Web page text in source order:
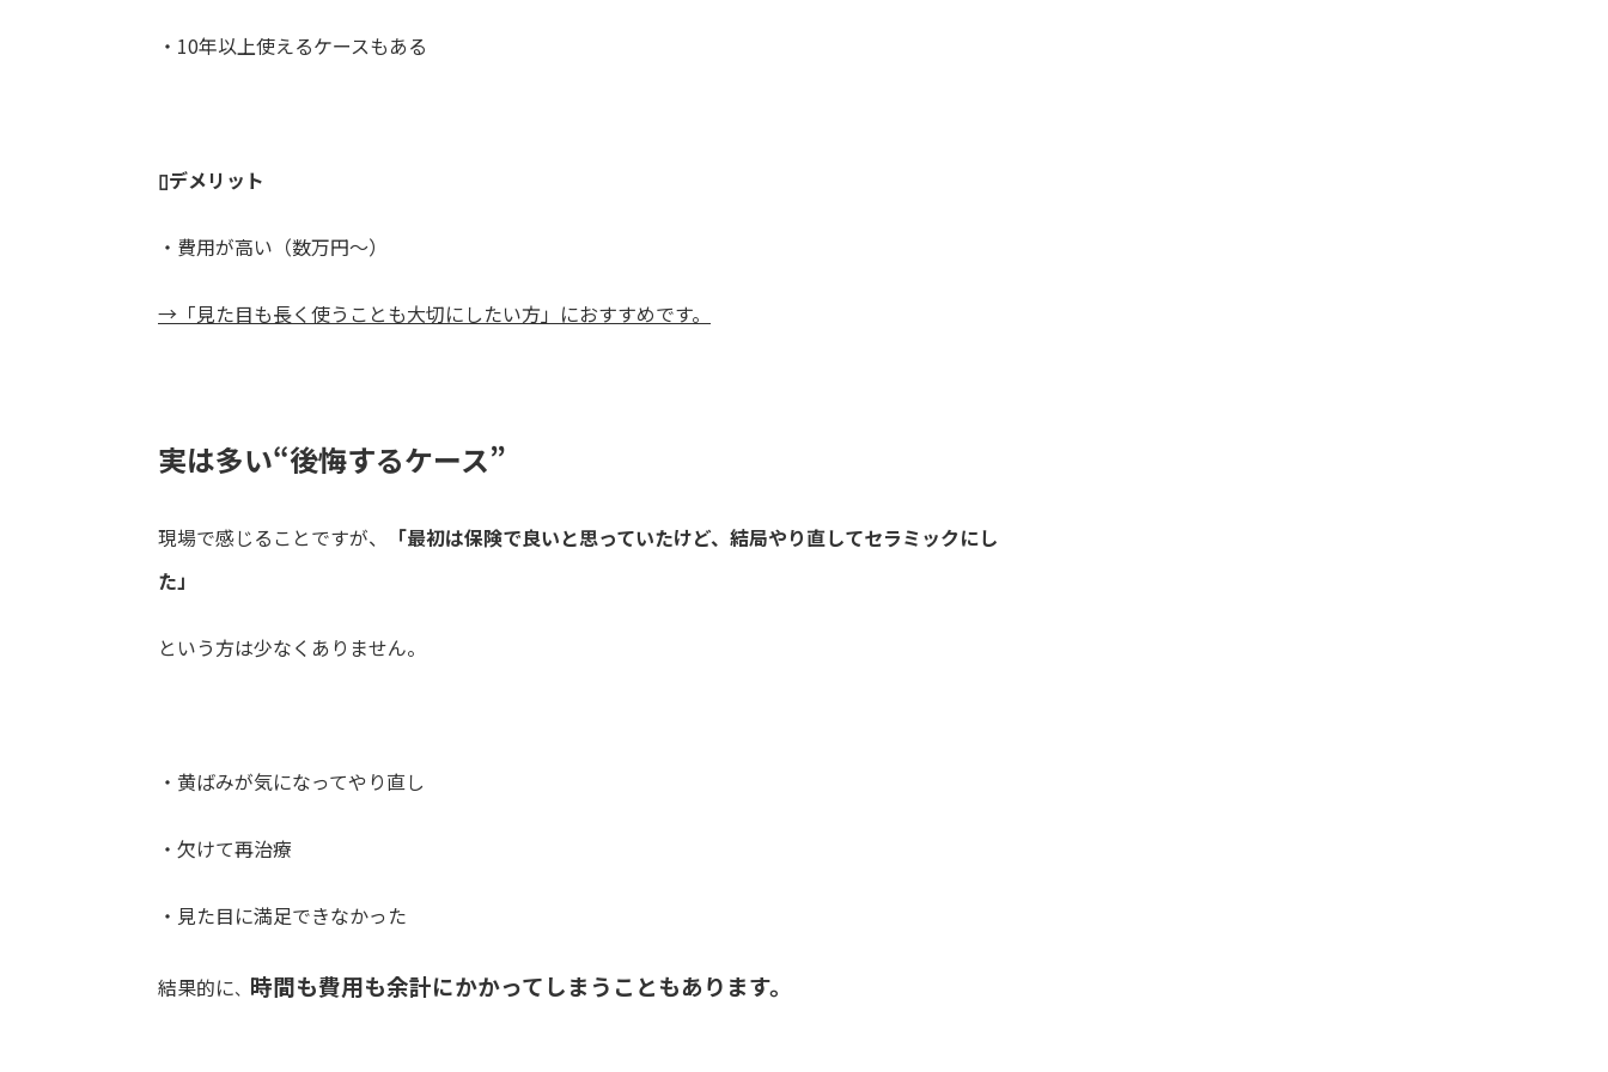
・10年以上使えるケースもある
▯デメリット
・費用が高い（数万円～）
→「見た目も長く使うことも大切にしたい方」におすすめです。
実は多い“後悔するケース”
現場で感じることですが、
「最初は保険で良いと思っていたけど、結局やり直してセラミックにし
た」
という方は少なくありません。
・黄ばみが気になってやり直し
・欠けて再治療
・見た目に満足できなかった
結果的に、 時間も費用も余計にかかってしまうこともあります。